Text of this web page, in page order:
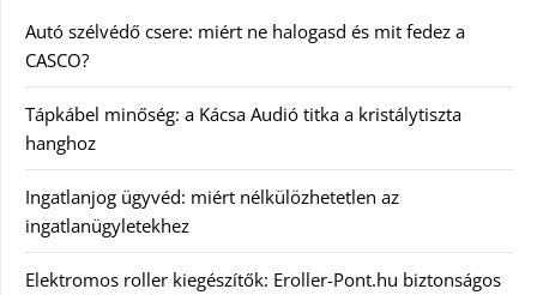
Autó szélvédő csere: miért ne halogasd és mit fedez a
CASCO?
Tápkábel minőség: a Kácsa Audió titka a kristálytiszta
hanghoz
Ingatlanjog ügyvéd: miért nélkülözhetetlen az
ingatlanügyletekhez
Elektromos roller kiegészítők: Eroller-Pont.hu biztonságos